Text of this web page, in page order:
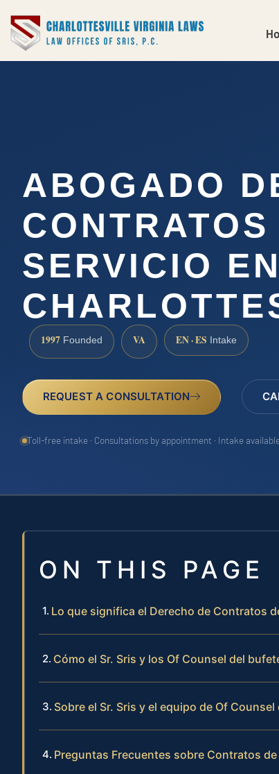
ABOGADO
CONTRATOS
SERVICIO EN
1997 Founded VA EN · ES Intake
REQUEST A CONSULTATION
Toll-free intake · Consultations by appointment · Intake
ON THIS PAGE
Lo que significa el Derecho de Contratos
Cómo el Sr. Sris y los Of Counsel del
Sobre el Sr. Sris y el equipo de Of
Preguntas Frecuentes sobre Contratos